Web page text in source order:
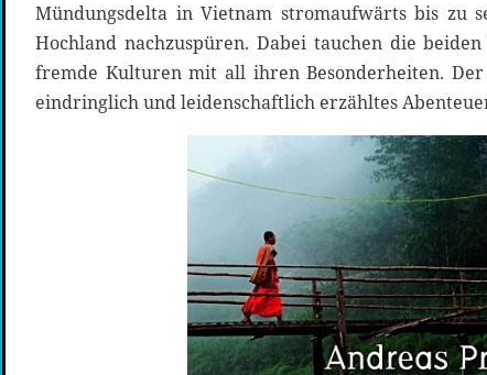
Mündungsdelta in Vietnam stromaufwärts bis zu
Hochland nachzuspüren. Dabei tauchen die
fremde Kulturen mit all ihren Besonderheiten.
eindringlich und leidenschaftlich erzähltes